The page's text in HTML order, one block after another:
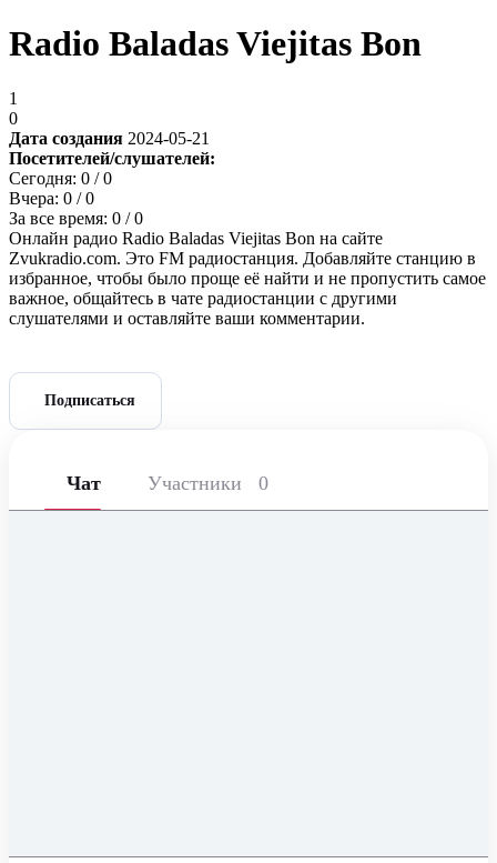
Radio Baladas Viejitas Bon
1
0
Дата создания 2024-05-21
Посетителей/слушателей:
Сегодня: 0 / 0
Вчера: 0 / 0
За все время: 0 / 0
Онлайн радио Radio Baladas Viejitas Bon на сайте
Zvukradio.com. Это FM радиостанция. Добавляйте станцию в
избранное, чтобы было проще её найти и не пропустить самое
важное, общайтесь в чате радиостанции с другими
слушателями и оставляйте ваши комментарии.
Подписаться
Чат Участники 0